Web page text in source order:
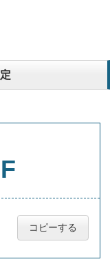
コピーする